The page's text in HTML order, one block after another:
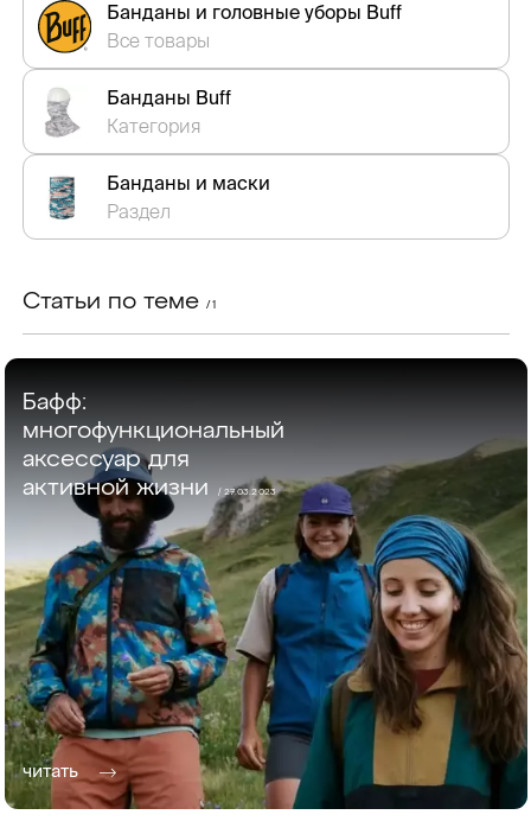
Банданы и головные уборы Buff
Все товары
Банданы Buff
Категория
Банданы и маски
Раздел
Статьи по теме / 1
Бафф:
многофункциональный
аксессуар для
активной жизни
/ 27.03.2023
читать